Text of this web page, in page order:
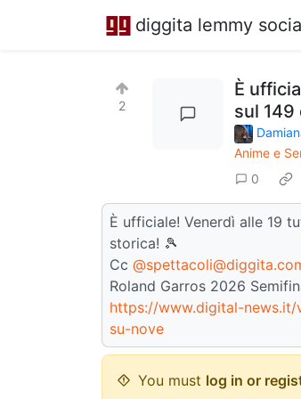
diggita lemmy
2
È
sul 149
Anime e
0
È ufficiale! Venerdì alle 19
storica! 🎾
Cc
Roland Garros 2026
https://www.digital-
su-nove
You must log in or